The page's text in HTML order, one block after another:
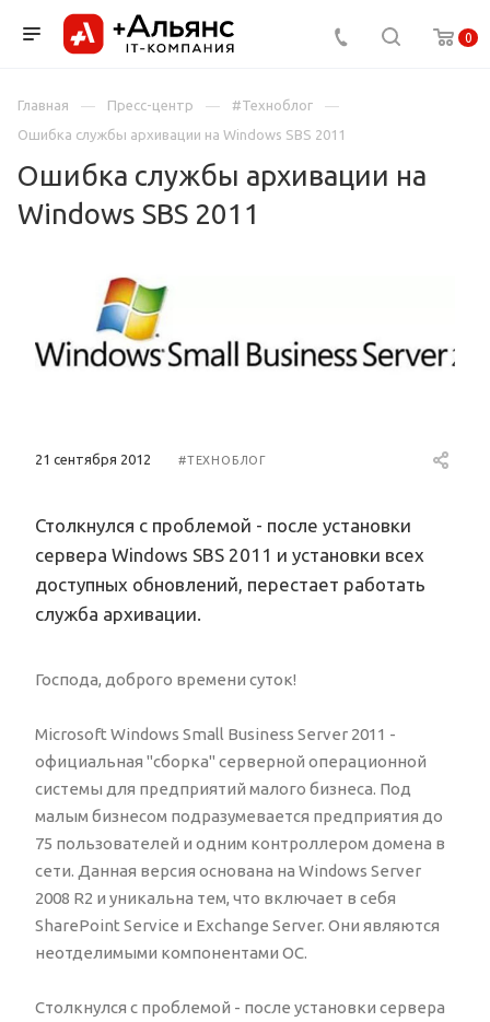
0
Главная Пресс-центр
#Техноблог
Ошибка службы архивации на Windows SBS 2011
Ошибка службы архивации на
Windows SBS 2011
21 сентября 2012 #ТЕХНОБЛОГ
Столкнулся с проблемой - после установки
сервера Windows SBS 2011 и установки всех
доступных обновлений, перестает работать
служба архивации.
Господа, доброго времени суток!
Microsoft Windows Small Business Server 2011 -
официальная "сборка" серверной операционной
системы для предприятий малого бизнеса. Под
малым бизнесом подразумевается предприятия до
75 пользователей и одним контроллером домена в
сети. Данная версия основана на Windows Server
2008 R2 и уникальна тем, что включает в себя
SharePoint Service и Exchange Server. Они являются
неотделимыми компонентами ОС.
Столкнулся с проблемой - после установки сервера